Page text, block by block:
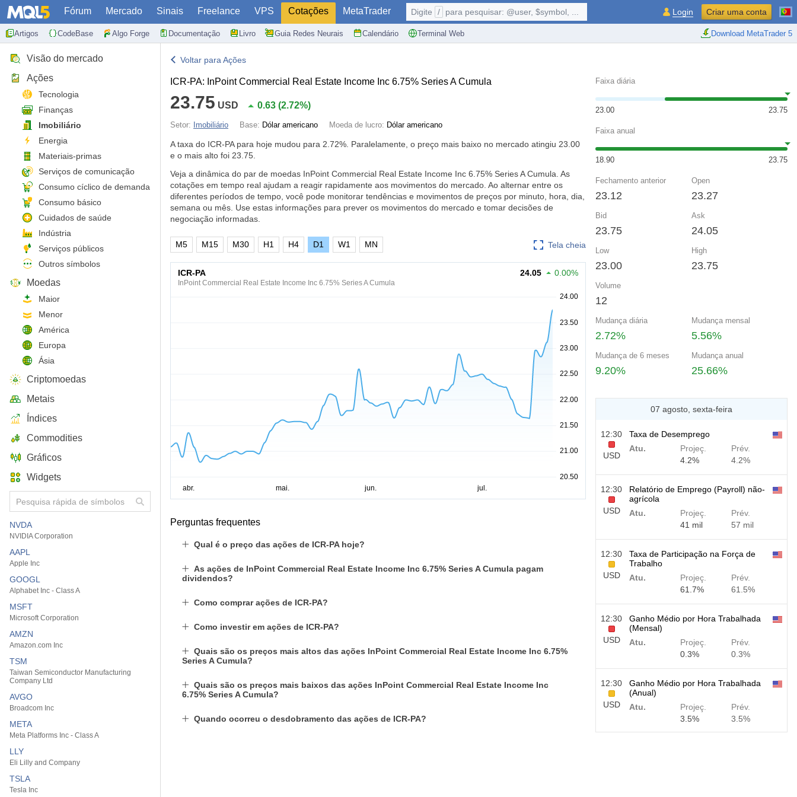
Fórum Mercado Sinais Freelance VPS Cotações MetaTrader
Artigos CodeBase Algo Forge Documentação Livro Guia Redes Neurais Calendário Terminal Web Download MetaTrader 5
Digite / para pesquisar: @user, $symbol, ... Login Criar uma conta
Visão do mercado
Ações
Tecnologia
Finanças
Imobiliário
Energia
Materiais-primas
Serviços de comunicação
Consumo cíclico de demanda
Consumo básico
Cuidados de saúde
Indústria
Serviços públicos
Outros símbolos
Moedas
Maior
Menor
América
Europa
Ásia
Criptomoedas
Metais
Índices
Commodities
Gráficos
Widgets
NVDA
NVIDIA Corporation
AAPL
Apple Inc
GOOGL
Alphabet Inc - Class A
MSFT
Microsoft Corporation
AMZN
Amazon.com Inc
TSM
Taiwan Semiconductor Manufacturing
Company Ltd
AVGO
Broadcom Inc
META
Meta Platforms Inc - Class A
LLY
Eli Lilly and Company
TSLA
Tesla Inc
Voltar para Ações
ICR-PA: InPoint Commercial Real Estate Income Inc 6.75% Series A Cumula
23.75 USD 0.63 (2.72%)
Setor: Imobiliário Base: Dólar americano Moeda de lucro: Dólar americano
A taxa do ICR-PA para hoje mudou para 2.72% . Paralelamente, o preço mais baixo no mercado atingiu 23.00
e o mais alto foi 23.75.
Veja a dinâmica do par de moedas InPoint Commercial Real Estate Income Inc 6.75% Series A Cumula. As
cotações em tempo real ajudam a reagir rapidamente aos movimentos do mercado. Ao alternar entre os
diferentes períodos de tempo, você pode monitorar tendências e movimentos de preços por minuto, hora, dia,
semana ou mês. Use estas informações para prever os movimentos do mercado e tomar decisões de
negociação informadas.
Tela cheia
M5 M15 M30 H1 H4 D1 W1 MN
ICR-PA
InPoint Commercial Real Estate Income Inc 6.75% Series A Cumula
24.05 0.00%
Perguntas frequentes
Qual é o preço das ações de ICR-PA hoje?
As ações de InPoint Commercial Real Estate Income Inc 6.75% Series A Cumula pagam
dividendos?
Como comprar ações de ICR-PA?
Como investir em ações de ICR-PA?
Quais são os preços mais altos das ações InPoint Commercial Real Estate Income Inc 6.75%
Series A Cumula?
Quais são os preços mais baixos das ações InPoint Commercial Real Estate Income Inc
6.75% Series A Cumula?
Quando ocorreu o desdobramento das ações de ICR-PA?
Faixa diária
23.00 23.75
Faixa anual
18.90 23.75
Fechamento anterior
23.12
Open
23.27
Bid
23.75
Ask
24.05
Low
23.00
High
23.75
Volume
12
Mudança diária
2.72%
Mudança mensal
5.56%
Mudança de 6 meses
9.20%
Mudança anual
25.66%
07 agosto, sexta-feira
12:30
USD
Taxa de Desemprego
Atu.
Projeç.
4.2%
Prév.
4.2%
12:30
USD
Relatório de Emprego (Payroll) não-
agrícola
Atu.
Projeç.
41 mil
Prév.
57 mil
12:30
USD
Taxa de Participação na Força de
Trabalho
Atu.
Projeç.
61.7%
Prév.
61.5%
12:30
USD
Ganho Médio por Hora Trabalhada
(Mensal)
Atu.
Projeç.
0.3%
Prév.
0.3%
12:30
USD
Ganho Médio por Hora Trabalhada
(Anual)
Atu.
Projeç.
3.5%
Prév.
3.5%